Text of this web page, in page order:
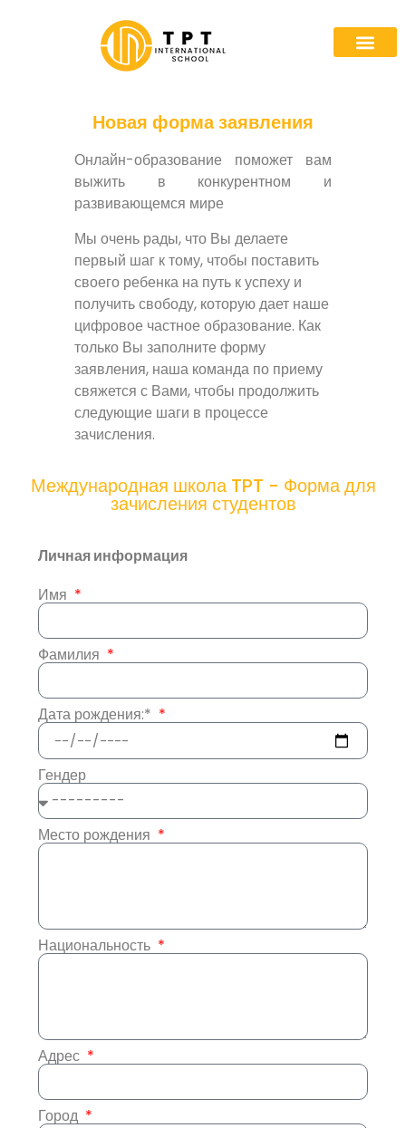
Новая форма заявления
Онлайн-образование поможет вам
выжить в конкурентном и
развивающемся мире
Мы очень рады, что Вы делаете
первый шаг к тому, чтобы поставить
своего ребенка на путь к успеху и
получить свободу, которую дает наше
цифровое частное образование. Как
только Вы заполните форму
заявления, наша команда по приему
свяжется с Вами, чтобы продолжить
следующие шаги в процессе
зачисления.
Международная школа TPT - Форма для
зачисления студентов
Личная информация
Имя
Фамилия
Дата рождения:*
Гендер
Место рождения
Национальность
Адрес
Город